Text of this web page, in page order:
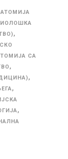
,
СА
,
,
,
,